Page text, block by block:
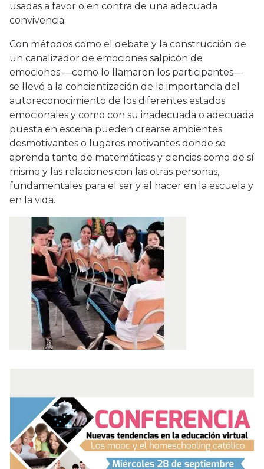
usadas a favor o en contra de una adecuada
convivencia.
Con métodos como el debate y la construcción de
un canalizador de emociones salpicón de
emociones —como lo llamaron los participantes—
se llevó a la concientización de la importancia del
autoreconocimiento de los diferentes estados
emocionales y como con su inadecuada o adecuada
puesta en escena pueden crearse ambientes
desmotivantes o lugares motivantes donde se
aprenda tanto de matemáticas y ciencias como de sí
mismo y las relaciones con las otras personas,
fundamentales para el ser y el hacer en la escuela y
en la vida.